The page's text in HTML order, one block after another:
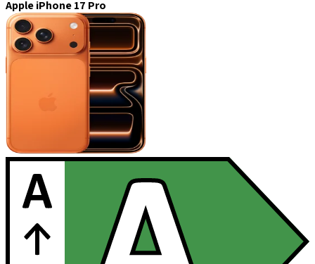
Apple iPhone 17 Pro